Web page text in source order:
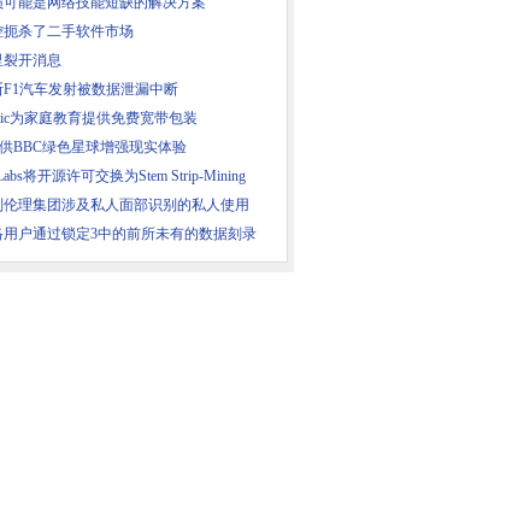
扼杀了二手软件市场
开消息
F1汽车发射被数据泄漏中断
为家庭教育提供免费宽带包装
BBC绿色星球增强现实体验
将开源许可交换为Stem Strip-Mining
理集团涉及私人面部识别的私人使用
户通过锁定3中的前所未有的数据刻录